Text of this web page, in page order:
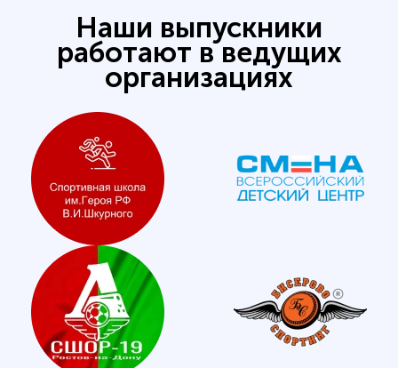
Наши выпускники
работают в ведущих
организациях